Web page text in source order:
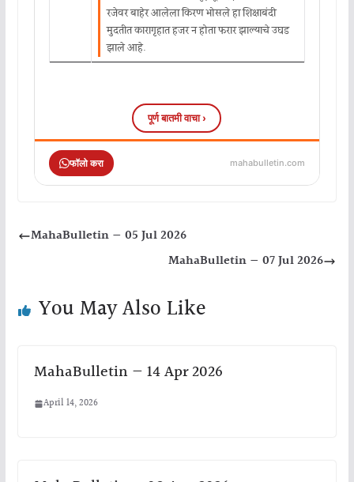
रजेवर बाहेर आलेला किरण भोसले हा शिक्षाबंदी
मुदतीत कारागृहात हजर न होता फरार झाल्याचे उघड
झाले आहे.
पूर्ण बातमी वाचा ›
फॉलो करा mahabulletin.com
MahaBulletin — 05 Jul 2026
MahaBulletin — 07 Jul 2026
You May Also Like
MahaBulletin — 14 Apr 2026
April 14, 2026